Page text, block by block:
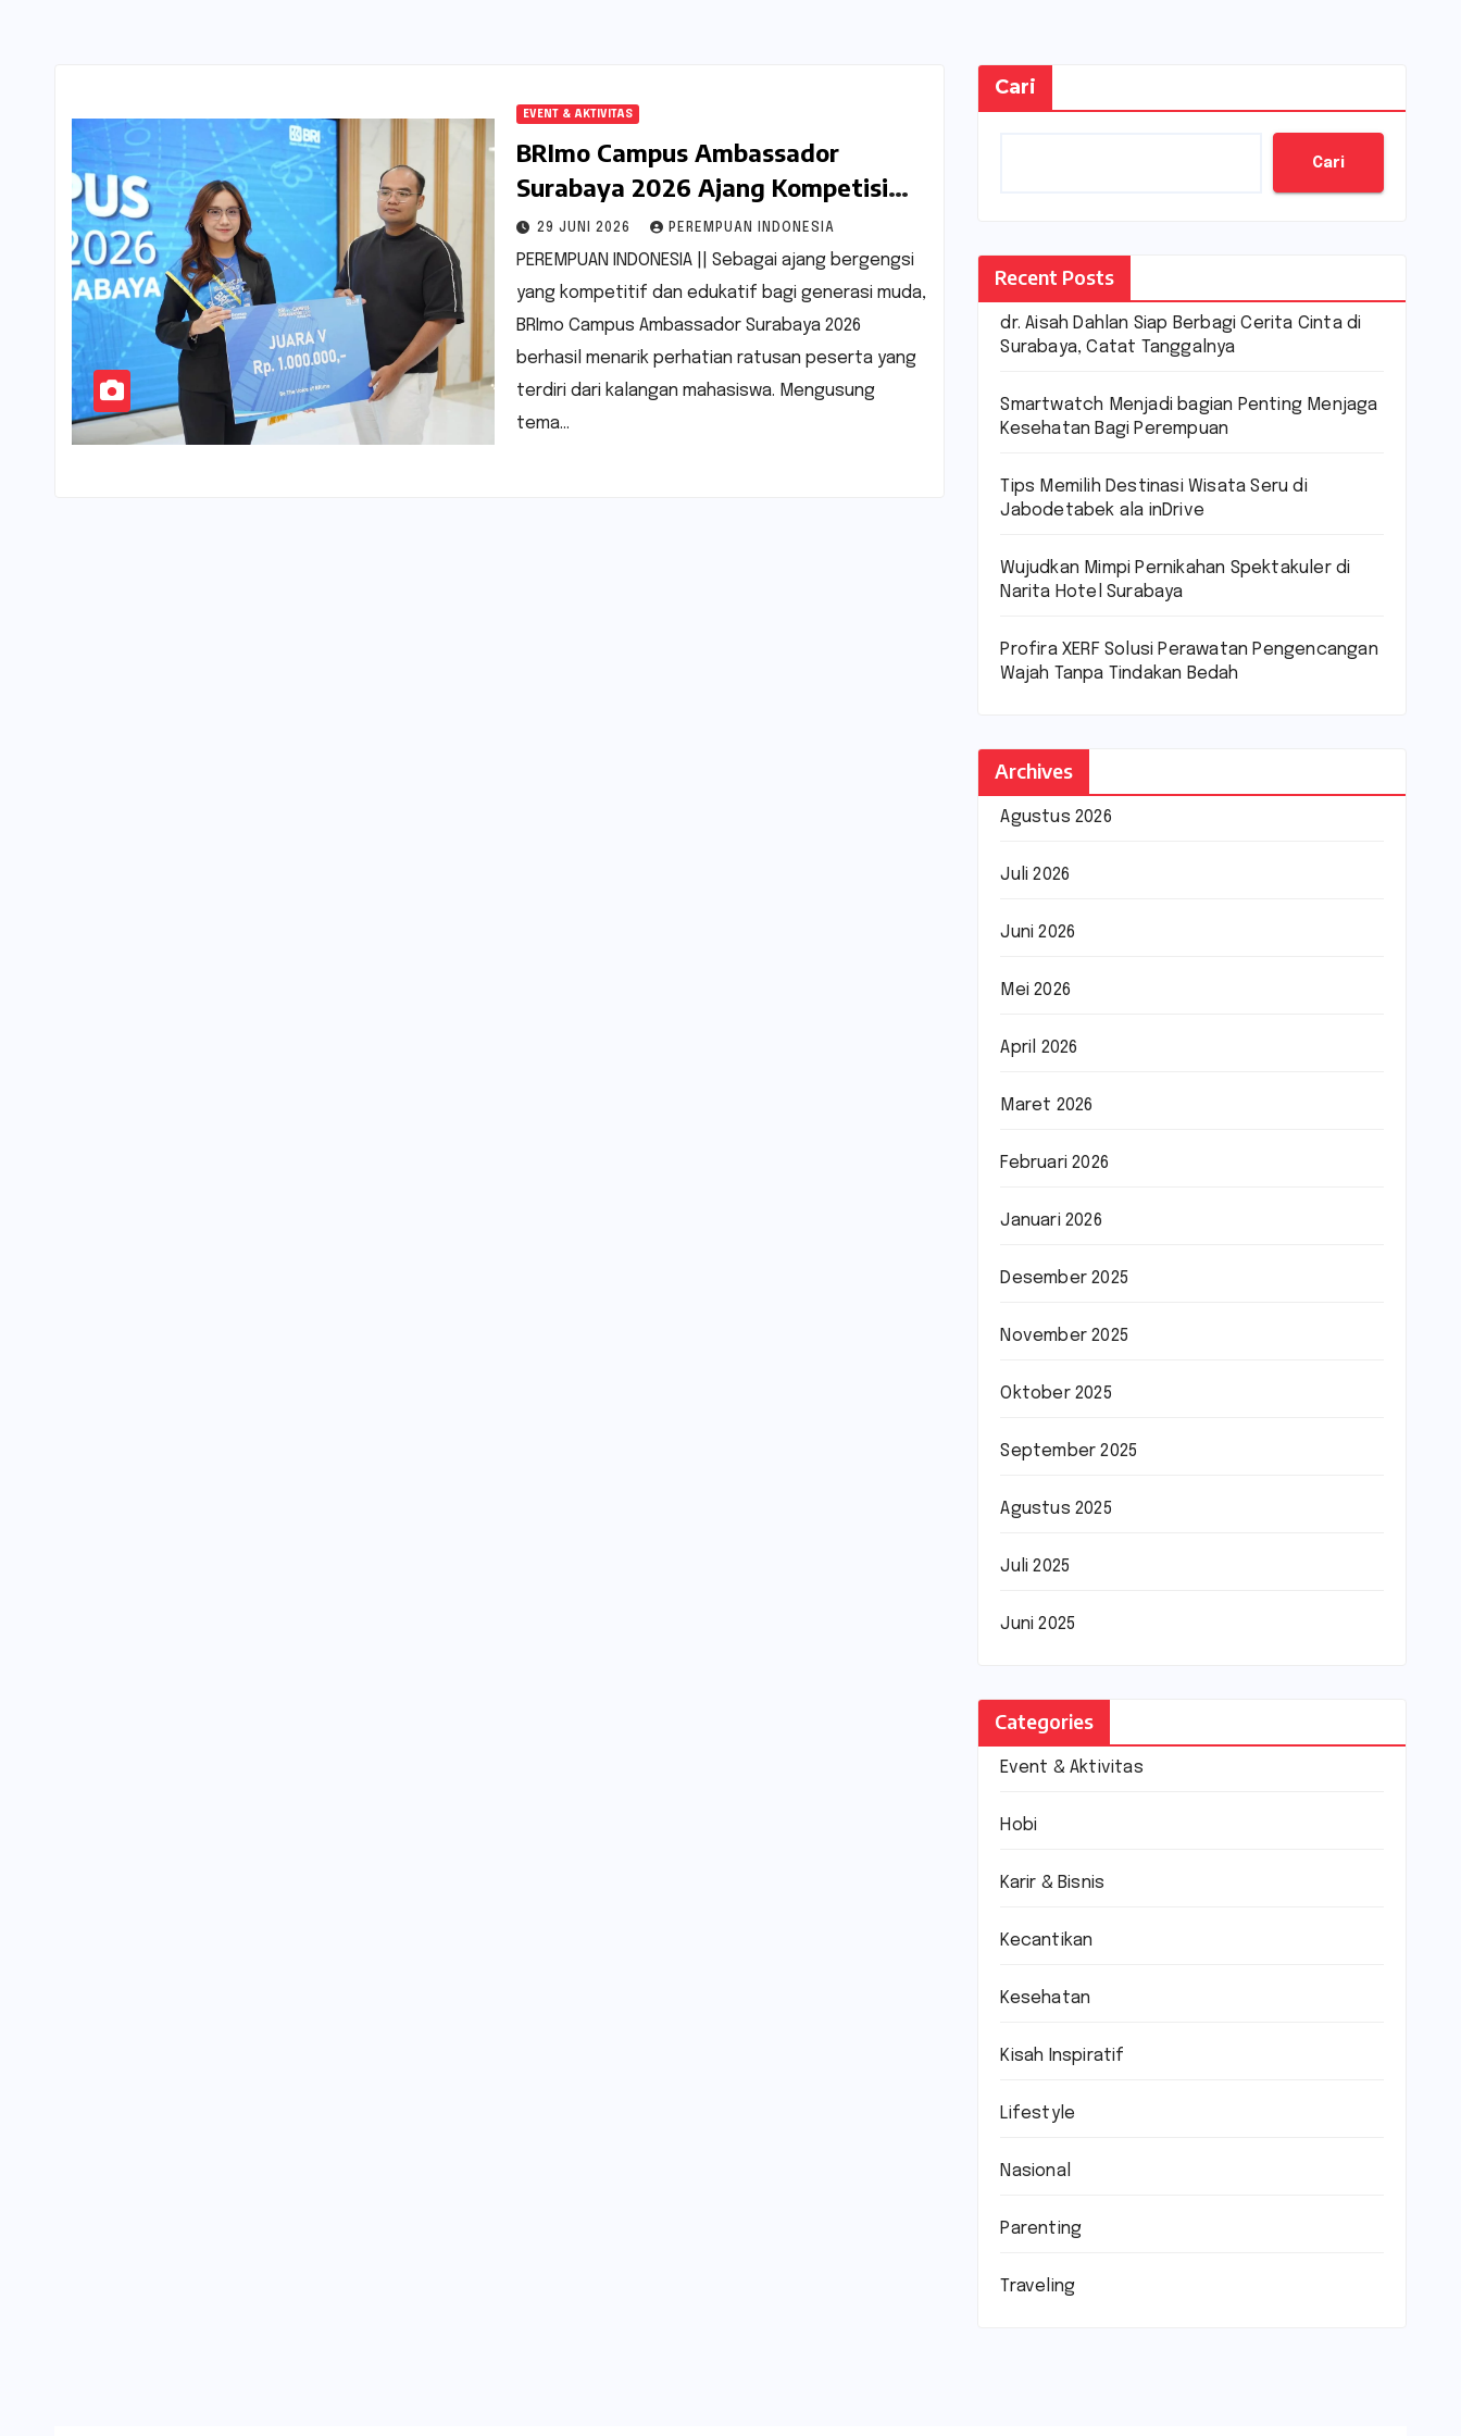
EVENT & AKTIVITAS
BRImo Campus Ambassador
Surabaya 2026 Ajang Kompetisi
Bergengsi Anak Muda
29 JUNI 2026 PEREMPUAN INDONESIA
PEREMPUAN INDONESIA || Sebagai ajang bergengsi
yang kompetitif dan edukatif bagi generasi muda,
BRImo Campus Ambassador Surabaya 2026
berhasil menarik perhatian ratusan peserta yang
terdiri dari kalangan mahasiswa. Mengusung
tema…
Cari
Cari
Recent Posts
dr. Aisah Dahlan Siap Berbagi Cerita Cinta di
Surabaya, Catat Tanggalnya
Smartwatch Menjadi bagian Penting Menjaga
Kesehatan Bagi Perempuan
Tips Memilih Destinasi Wisata Seru di
Jabodetabek ala inDrive
Wujudkan Mimpi Pernikahan Spektakuler di
Narita Hotel Surabaya
Profira XERF Solusi Perawatan Pengencangan
Wajah Tanpa Tindakan Bedah
Archives
Agustus 2026
Juli 2026
Juni 2026
Mei 2026
April 2026
Maret 2026
Februari 2026
Januari 2026
Desember 2025
November 2025
Oktober 2025
September 2025
Agustus 2025
Juli 2025
Juni 2025
Categories
Event & Aktivitas
Hobi
Karir & Bisnis
Kecantikan
Kesehatan
Kisah Inspiratif
Lifestyle
Nasional
Parenting
Traveling